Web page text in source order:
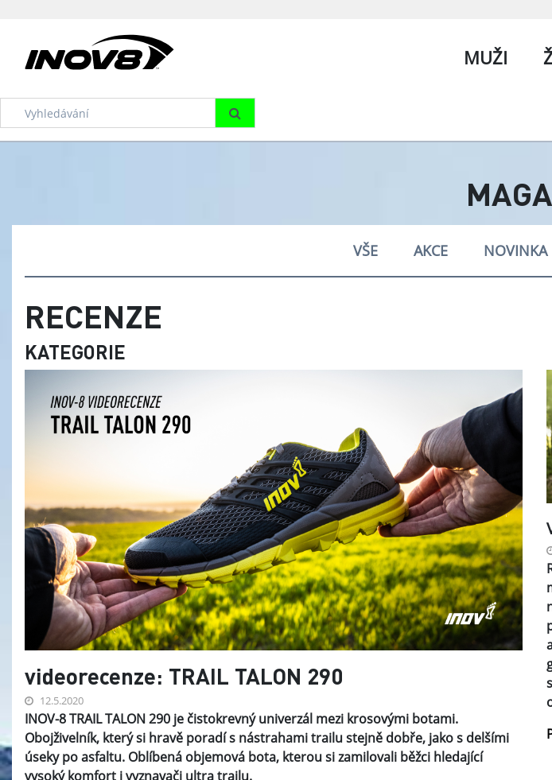
MUŽI
VŠE AKCE NOVINKA
RECENZE
KATEGORIE
videorecenze: TRAIL TALON 290
12.5.2020
INOV-8 TRAIL TALON 290 je čistokrevný univerzál mezi krosovými botami.
Obojživelník, který si hravě poradí s nástrahami trailu stejně dobře, jako s delšími
úseky po asfaltu. Oblíbená objemová bota, kterou si zamilovali běžci hledající
vysoký komfort i vyznavači ultra trailu.